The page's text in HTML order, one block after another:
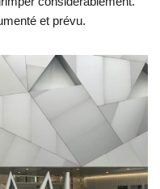
et prévu.